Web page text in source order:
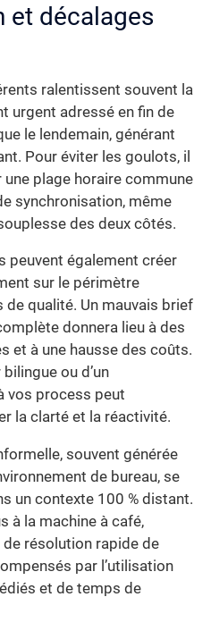
et décalages
ralentissent souvent la
urgent adressé en fin de
le lendemain, générant
Pour éviter les goulots, il
plage horaire commune
synchronisation, même
des deux côtés.
peuvent également créer
sur le périmètre
qualité. Un mauvais brief
donnera lieu à des
et à une hausse des coûts.
bilingue ou d’un
vos process peut
la clarté et la réactivité.
souvent générée
de bureau, se
un contexte 100 % distant.
à la machine à café,
de résolution rapide de
par l’utilisation
et de temps de